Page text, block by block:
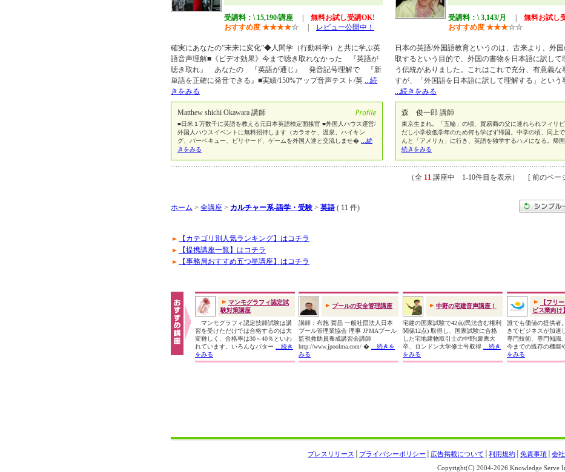
受講料：\ 15,190/講座
無料お試し受講OK!
おすすめ度 ★★★★☆ レビュー公開中！
確実にあなたの”未来に変化”◆人間学（行動科学）と共に学ぶ英
語音声理解■《ビデオ効果》今まで聴き取れなかった 『英語が
聴き取れ』 あなたの 『英語が通じ』 発音記号理解で 『新
単語を正確に発音できる』■実績/150%アップ音声テスト/英 ...続
きをみる
Matthew shichi Okawara 講師
■日米１万数千に英語を教える元日本英語検定面接官 ■外国人ハウス運営/
外国人ハウスイベントに無料招待します（カラオケ、温泉、ハイキン
グ、バーベキュー、ビリヤード、ゲームを外国人達と交流しませ�
...続
きをみる
受講料：\ 3,143/月
無料お試し
おすすめ度 ★★★☆☆
日本の英語/外国語教育というのは、古来より、外
取するという目的で、外国の書物を日本語に訳して
う伝統がありました。これはこれで充分、有意義な
すが、「外国語を日本語に訳して理解する」とい
...続きをみる
森 俊一郎 講師
東京生まれ。「五輪」の頃、貿易商の父に連れられフィリ
だし小学校低学年のため何も学ばず帰国。中学の頃、同上
んと「アメリカ」に行き、英語を独学するハメになる。帰
続きをみる
（全 11 講座中 1-10件目を表示） [ 前のペー
ホーム > 全講座 > カルチャー系-語学・受験 > 英語 ( 11 件)
【カテゴリ別人気ランキング】はコチラ
【提携講座一覧】はコチラ
【事務局おすすめ五つ星講座】はコチラ
マンモグラフィ認定試
験対策講座
マンモグラフィ認定技師試験は講
習を受けただけでは合格するのは大
変難しく、合格率は30～40％といわ
れています。いろんなパター
...続き
をみる
プールの安全管理講座
講師：布施 賀晶 一般社団法人日本
プール管理業協会 理事 JPMAプール
監視救助員養成講習会講師
http://www.jpoolma.com/ �
...続きを
みる
中野の宅建音声講座！
宅建の国家試験で42点(民法含む権利
関係12点) 取得し、国家試験に合格
した宅地建物取引士の中野(慶應大
卒、ロンドン大学修士号取得
...続き
をみる
【フリ
ビス業向け
誰でも価値の提供者
きでビジネスが加速
専門技術、専門知識
今までの既存の機能
をみる
会
免責事項
利用規約
広告掲載について
プライバシーポリシー
プレスリリース
Copyright(C) 2004-2026 Knowledge Serve